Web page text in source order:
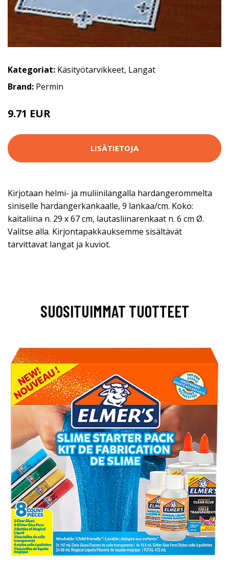
Kategoriat: Käsityötarvikkeet, Langat
Brand: Permin
9.71 EUR
LISÄTIETOJA
Kirjotaan helmi- ja muliinilangalla hardangerommelta
siniselle hardangerkankaalle, 9 lankaa/cm. Koko:
kaitaliina n. 29 x 67 cm, lautasliinarenkaat n. 6 cm Ø.
Valitse alla. Kirjontapakkauksemme sisältävät
tarvittavat langat ja kuviot.
SUOSITUIMMAT TUOTTEET